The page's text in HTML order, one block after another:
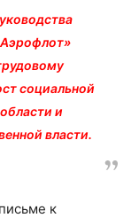
социальной
и
власти.
к